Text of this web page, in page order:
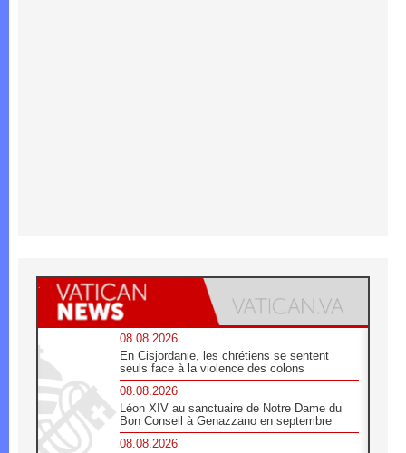
08.08.2026
En Cisjordanie, les chrétiens se sentent
seuls face à la violence des colons
08.08.2026
Léon XIV au sanctuaire de Notre Dame du
Bon Conseil à Genazzano en septembre
08.08.2026